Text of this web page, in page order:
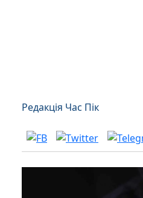
Редакція Час Пік